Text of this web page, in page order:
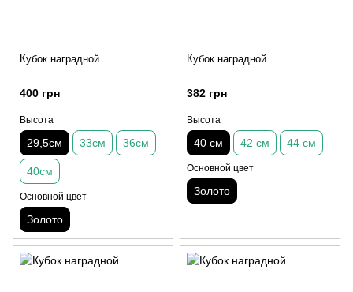
Кубок наградной
400 грн
Высота
29,5см 33см 36см
40см
Основной цвет
Золото
Кубок наградной
382 грн
Высота
40 см 42 см 44 см
Основной цвет
Золото